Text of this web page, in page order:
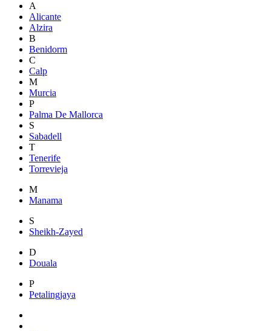
A
Alicante
Alzira
B
Benidorm
C
Calp
M
Murcia
P
Palma De Mallorca
S
Sabadell
T
Tenerife
Torrevieja
M
Manama
S
Sheikh-Zayed
D
Douala
P
Petalingjaya